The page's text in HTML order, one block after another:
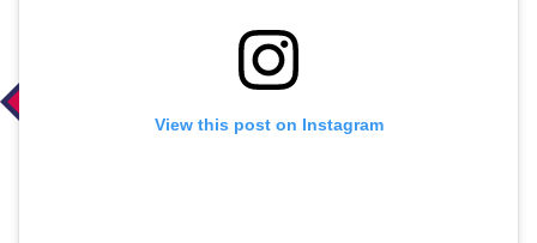
View this post on Instagram